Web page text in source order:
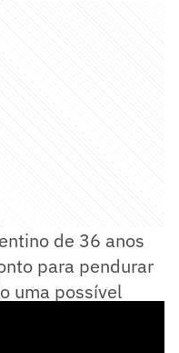
de 36 anos
para pendurar
uma possível